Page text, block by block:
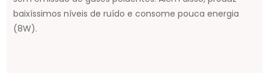
baixíssimos níveis de ruído e consome pouca energia
(8W).